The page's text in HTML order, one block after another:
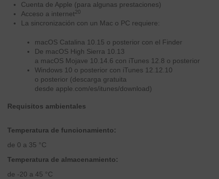
Cuenta de Apple (para algunas prestaciones)
Acceso a internet20
La sincronización con un Mac o PC requiere:
macOS Catalina 10.15 o posterior con el Finder
De macOS High Sierra 10.13
a macOS Mojave 10.14.6 con iTunes 12.8 o posterior
Windows 10 o posterior con iTunes 12.12.10
o posterior (descarga gratuita
desde apple.com/es/itunes/download)
Requisitos ambientales
Temperatura de funciona­miento:
de 0 a 35 °C
Temperatura de almacena­miento:
de -20 a 45 °C